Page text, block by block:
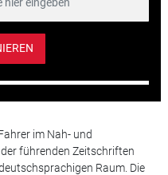
im Nah- und
der führenden Zeitschriften
Raum. Die